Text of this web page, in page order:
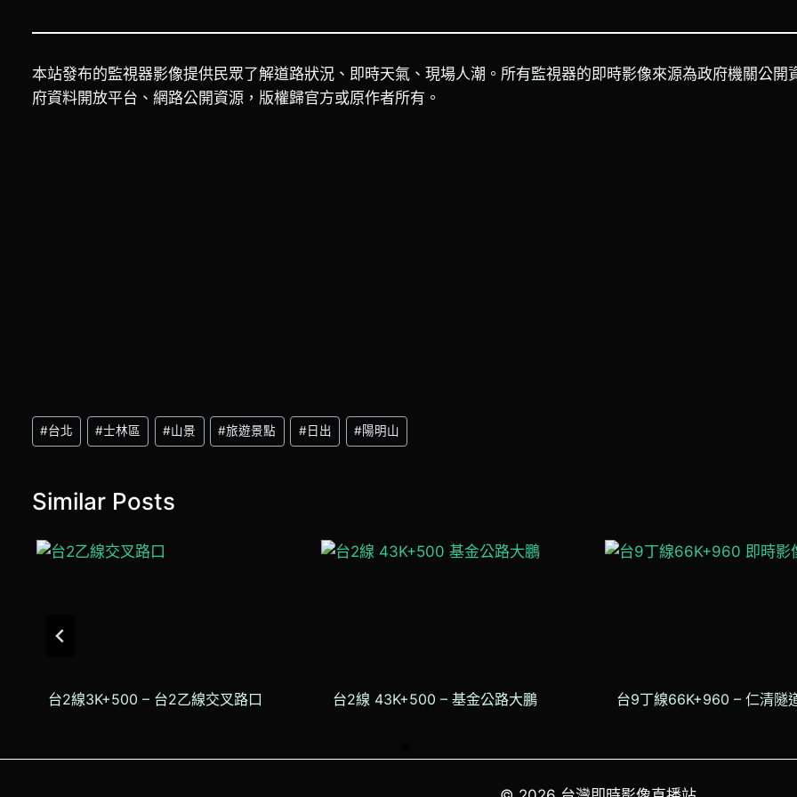
本站發布的監視器影像提供民眾了解道路狀況、即時天氣、現場人潮。所有監視器的即時影像來源為政府機關公開
府資料開放平台、網路公開資源，版權歸官方或原作者所有。
Post
Tags:
#台北 #士林區 #山景 #旅遊景點 #日出 #陽明山
Similar Posts
台2線3K+500 – 台2乙線交叉路口 台2線 43K+500 – 基金公路大鵬 台9丁線66K+960 – 仁清隧